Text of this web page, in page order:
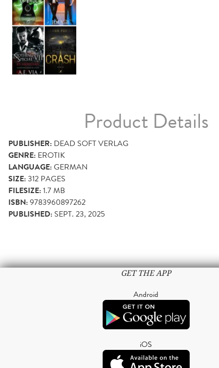
Product Details
PUBLISHER: DEAD SOFT VERLAG
GENRE: EROTIK
LANGUAGE:GERMAN
SIZE:312 PAGES
FILESIZE:1.7 MB
ISBN:9783960897262
PUBLISHED: SEPT. 23, 2025
GET THE APP
Android
iOS